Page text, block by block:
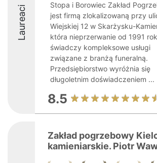
Laureaci
Stopa i Borowiec Zakład
jest firmą zlokalizowaną przy
Wiejskiej 12 w Skarżysku-
która nieprzerwanie od 1991
świadczy kompleksowe usługi
związane z branżą funeralną.
Przedsiębiorstwo wyróżnia się
długoletnim doświadczeniem ...
8.5
Zakład pogrzebowy
kamieniarskie. Piotr